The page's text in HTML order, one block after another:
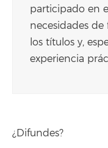
participado en
necesidades
los títulos y,
experiencia
¿Difundes?